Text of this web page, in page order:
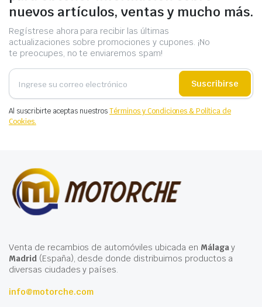
nuevos artículos, ventas y mucho más.
Regístrese ahora para recibir las últimas
actualizaciones sobre promociones y cupones. ¡No
te preocupes, no te enviaremos spam!
Suscribirse
Al suscribirte aceptas nuestrosTérminos y Condiciones & Política de
Cookies.
Venta de recambios de automóviles ubicada en Málagay
Madrid(España), desde donde distribuimos productos a
diversas ciudades y países.
info@motorche.com